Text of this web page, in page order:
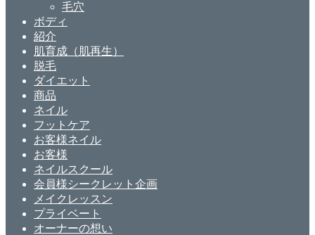
毛穴
ボディ
紹介
肌育成（肌再生）
脱毛
ダイエット
商品
ネイル
フットケア
お客様ネイル
お客様
ネイルスクール
会員様シークレット企画
メイクレッスン
プライベート
オーナーの想い